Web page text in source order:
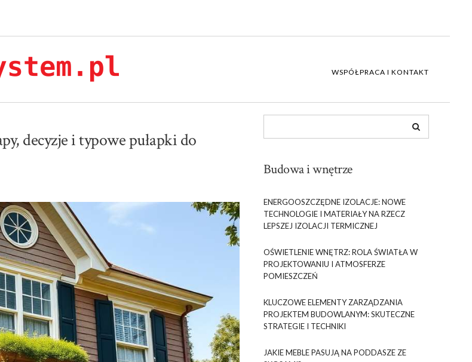
WSPÓŁPRACA I KONTAKT
decyzje i typowe pułapki do
Budowa i wnętrze
ENERGOOSZCZĘDNE IZOLACJE: NOWE
TECHNOLOGIE I MATERIAŁY NA RZECZ
LEPSZEJ IZOLACJI TERMICZNEJ
OŚWIETLENIE WNĘTRZ: ROLA ŚWIATŁA W
PROJEKTOWANIU I ATMOSFERZE
POMIESZCZEŃ
KLUCZOWE ELEMENTY ZARZĄDZANIA
PROJEKTEM BUDOWLANYM: SKUTECZNE
STRATEGIE I TECHNIKI
JAKIE MEBLE PASUJĄ NA PODDASZE ZE